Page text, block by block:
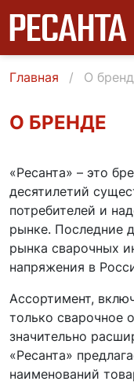
Главная О
О БРЕНДЕ
«Ресанта» – это
десятилетий
потребителей и
рынке. Последние
рынка сварочных
напряжения в
Ассортимент,
только сварочное
значительно
«Ресанта»
наименований